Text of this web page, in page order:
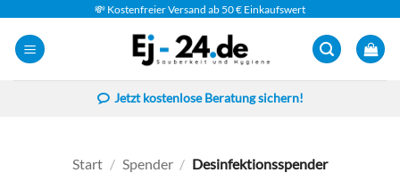
Inhalt
springen
💸 Kostenfreier Versand ab 50 € Einkaufswert
Jetzt kostenlose Beratung sichern!
Start / Spender / Desinfektionsspender